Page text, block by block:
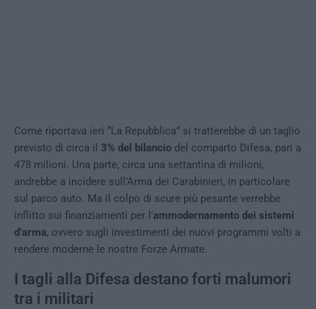
Come riportava ieri “La Repubblica” si tratterebbe di un taglio
previsto di circa il 3% del bilancio del comparto Difesa, pari a
478 milioni. Una parte, circa una settantina di milioni,
andrebbe a incidere sull’Arma dei Carabinieri, in particolare
sul parco auto. Ma il colpo di scure più pesante verrebbe
inflitto sui finanziamenti per l’ammodernamento dei sistemi
d’arma, ovvero sugli investimenti dei nuovi programmi volti a
rendere moderne le nostre Forze Armate.
I tagli alla Difesa destano forti malumori
tra i militari